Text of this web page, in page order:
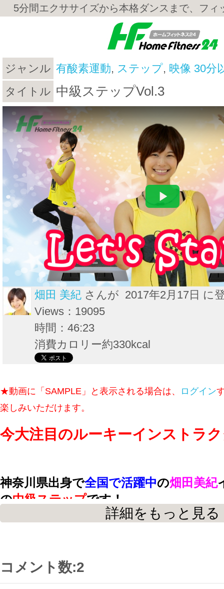
5分間エクササイズから本格ダンスまで、フィ
ジャンル 有酸素運動, ステップ, 映像 30分
タイトル 中級ステップVol.3
畑田 美紀 さんが 2017年2月17日 に
Views：19095
時間：46:23
消費カロリー約330kcal
★動画に「SAMPLE」と表示される場合は、 ログイン
楽しみいただけます。
今大注目のルーキーインストラ
神奈川県出身で全国で活躍中の畑田美紀
の中級ステップです！
初中級クラスに物足りなくなってきた
詳細をもっと見る
コメント数:2